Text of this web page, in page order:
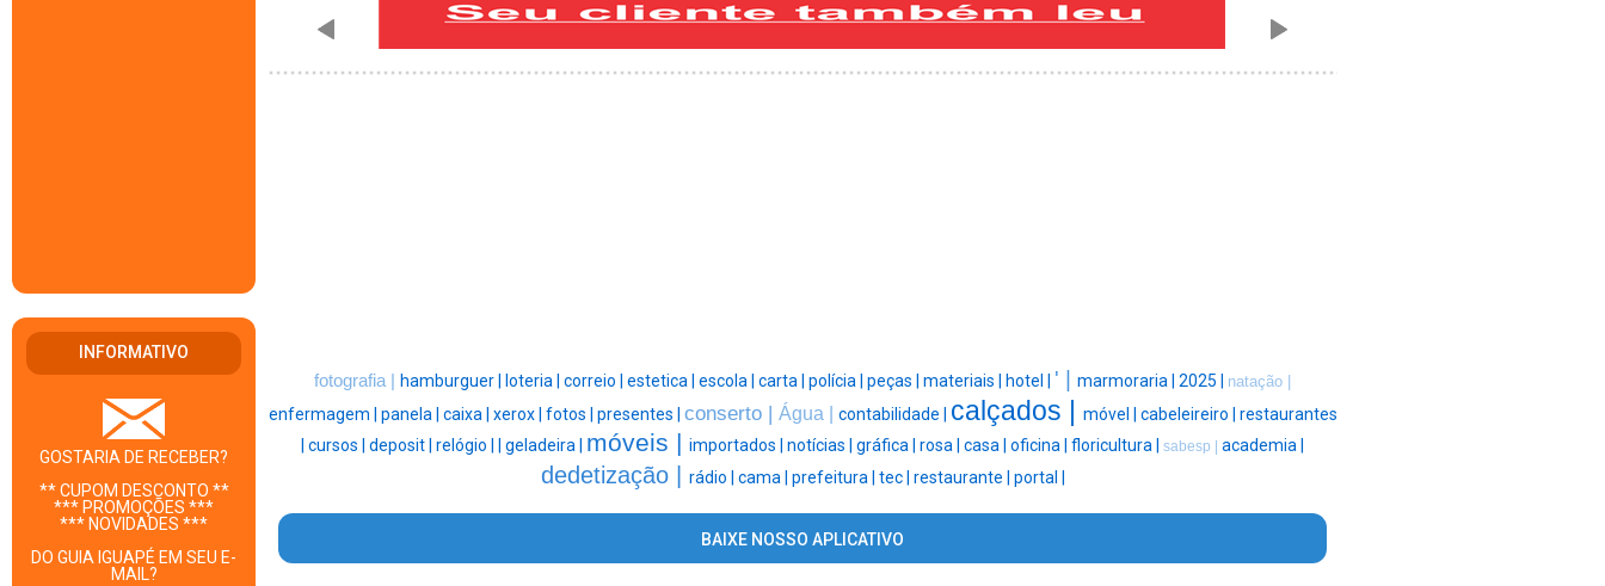
INFORMATIVO
GOSTARIA DE RECEBER?
** CUPOM DESCONTO **
*** PROMOÇÕES ***
*** NOVIDADES ***
DO GUIA IGUAPÉ EM SEU E-
MAIL?
fotografia | hamburguer | loteria | correio | estetica | escola | carta | polícia | peças | materiais | hotel | ' | marmoraria | 2025 | natação |
enfermagem | panela | caixa | xerox | fotos | presentes | conserto | Água | contabilidade | calçados | móvel | cabeleireiro | restaurantes
cursos | deposit | relógio | geladeira | móveis | importados | notícias | gráfica | rosa | casa | oficina | floricultura | sabesp | academia |
dedetização | rádio | cama | prefeitura | tec | restaurante | portal |
BAIXE NOSSO APLICATIVO